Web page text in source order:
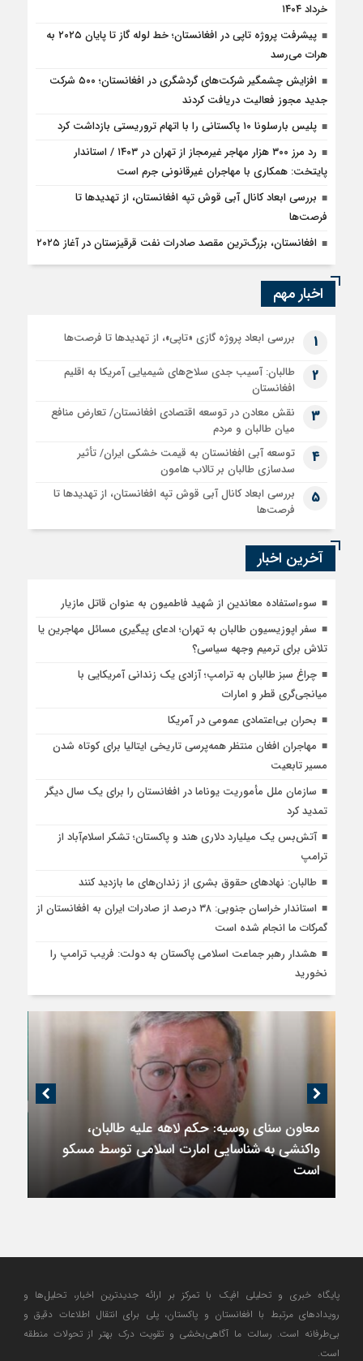
خرداد ۱۴۰۴
پیشرفت پروژه تاپی در افغانستان؛ خط لوله گاز تا پایان ۲۰۲۵ به
هرات می‌رسد
افزایش چشمگیر شرکت‌های گردشگری در افغانستان؛ ۵۰۰ شرکت
جدید مجوز فعالیت دریافت کردند
پلیس بارسلونا ۱۰ پاکستانی را با اتهام تروریستی بازداشت کرد
رد مرز ۳۰۰ هزار مهاجر غیرمجاز از تهران در ۱۴۰۳ / استاندار
پایتخت: همکاری با مهاجران غیرقانونی جرم است
بررسی ابعاد کانال آبی قوش تپه افغانستان، از تهدیدها تا
فرصت‌ها
افغانستان، بزرگ‌ترین مقصد صادرات نفت قرقيزستان در آغاز ۲۰۲۵
اخبار مهم
1 بررسی ابعاد پروژه گازی «تاپی»، از تهدیدها تا فرصت‌ها
2
طالبان: آسیب جدی سلاح‌های شیمیایی آمریکا به اقلیم
افغانستان
3
نقش معادن در توسعه اقتصادی افغانستان/ تعارض منافع
میان طالبان و مردم
4
توسعه آبی افغانستان به قیمت خشکی ایران/ تأثیر
سدسازی طالبان بر تالاب هامون
5
بررسی ابعاد کانال آبی قوش تپه افغانستان، از تهدیدها تا
فرصت‌ها
آخرین اخبار
سوءاستفاده معاندین از شهید فاطمیون به عنوان قاتل مازیار
سفر اپوزیسیون طالبان به تهران؛ ادعای پیگیری مسائل مهاجرین یا
تلاش برای ترمیم وجهه سیاسی؟
چراغ سبز طالبان به ترامپ؛ آزادی یک زندانی آمریکایی با
میانجی‌گری قطر و امارات
بحران بی‌اعتمادی عمومی در آمریکا
مهاجران افغان منتظر همه‌پرسی تاریخی ایتالیا برای کوتاه شدن
مسیر تابعیت
سازمان ملل مأموریت یوناما در افغانستان را برای یک سال دیگر
تمدید کرد
آتش‌بس یک میلیارد دلاری هند و پاکستان؛ تشکر اسلام‌آباد از
ترامپ
طالبان: نهادهای حقوق بشری از زندان‌های ما بازدید کنند
استاندار خراسان جنوبی: ۳۸ درصد از صادرات ایران به افغانستان از
گمرکات ما انجام شده است
هشدار رهبر جماعت اسلامی پاکستان به دولت: فریب ترامپ را
نخورید
اندیشکده آمریکایی: حمایت پاکستان از ایران
نمادین بود؛ واشنگتن در حال فعال‌سازی نقش
پایگاه خبری و تحلیلی افپک با تمرکز بر ارائه جدیدترین اخبار، تحلیل‌ها و
رویدادهای مرتبط با افغانستان و پاکستان، پلی برای انتقال اطلاعات دقیق و
بی‌طرفانه است. رسالت ما آگاهی‌بخشی و تقویت درک بهتر از تحولات منطقه
است.